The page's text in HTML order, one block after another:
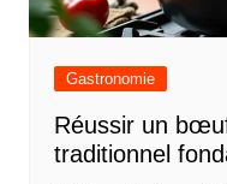
Gastronomie
Réussir un
traditionnel